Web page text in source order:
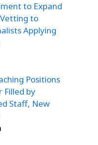
to Expand
to
Applying
Positions
Filled by
Staff, New